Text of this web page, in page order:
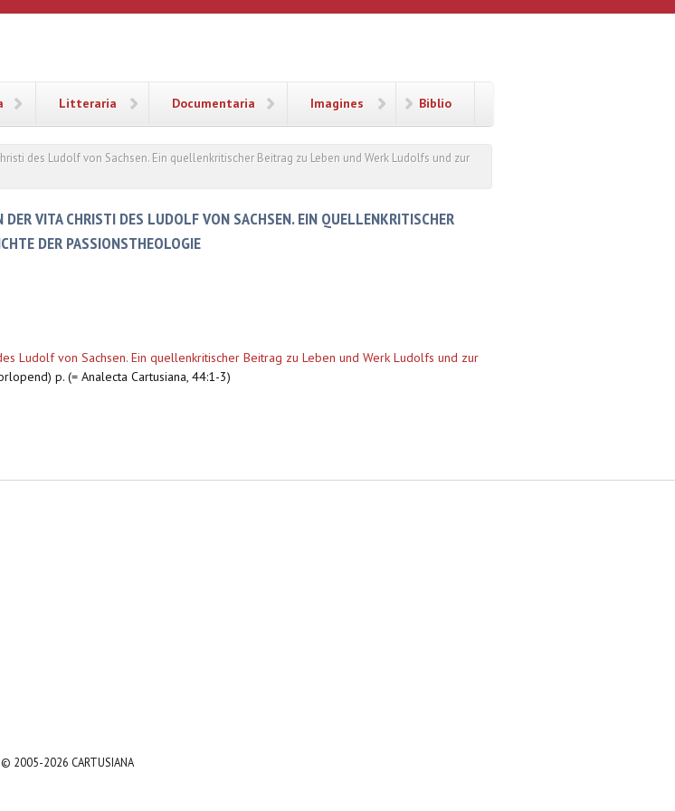
Litteraria Documentaria Imagines Biblio
des Ludolf von Sachsen. Ein quellenkritischer Beitrag zu Leben und Werk Ludolfs und zur
VITA CHRISTI DES LUDOLF VON SACHSEN. EIN QUELLENKRITISCHER
DER PASSIONSTHEOLOGIE
Ludolf von Sachsen. Ein quellenkritischer Beitrag zu Leben und Werk Ludolfs und zur
p. (= Analecta Cartusiana, 44:1-3)
© 2005-2026 CARTUSIANA